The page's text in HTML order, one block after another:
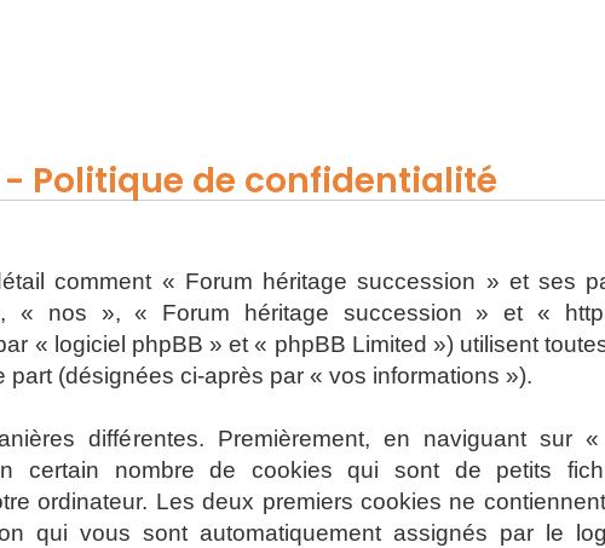
Politique de confidentialité
comment « Forum héritage succession » et ses
nos », « Forum héritage succession » et «
« logiciel phpBB » et « phpBB Limited ») utilisent
(désignées ci-après par « vos informations »).
différentes. Premièrement, en naviguant sur
certain nombre de cookies qui sont de petits
ordinateur. Les deux premiers cookies ne
qui vous sont automatiquement assignés par le